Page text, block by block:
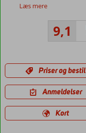
Læs mere
9,1
Priser og bestil
Anmeldelser
Kort